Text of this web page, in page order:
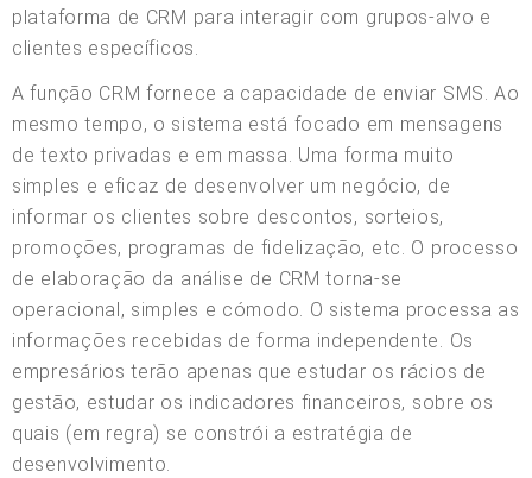
plataforma de CRM para interagir com grupos-alvo e
clientes específicos.
A função CRM fornece a capacidade de enviar SMS. Ao
mesmo tempo, o sistema está focado em mensagens
de texto privadas e em massa. Uma forma muito
simples e eficaz de desenvolver um negócio, de
informar os clientes sobre descontos, sorteios,
promoções, programas de fidelização, etc. O processo
de elaboração da análise de CRM torna-se
operacional, simples e cómodo. O sistema processa as
informações recebidas de forma independente. Os
empresários terão apenas que estudar os rácios de
gestão, estudar os indicadores financeiros, sobre os
quais (em regra) se constrói a estratégia de
desenvolvimento.